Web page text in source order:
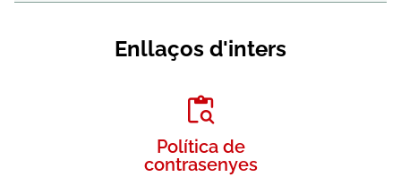
Enllaços d'inters
Política de
contrasenyes